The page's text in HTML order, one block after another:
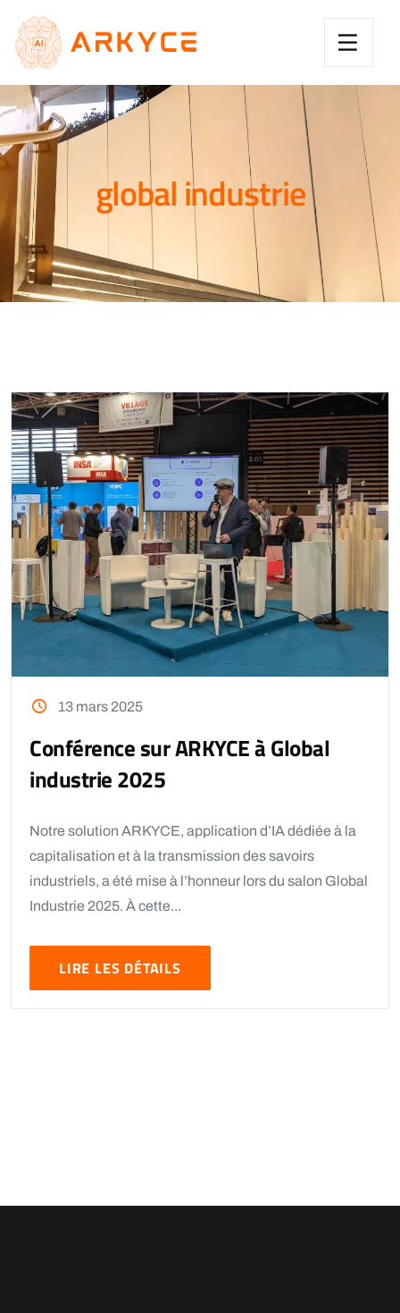
global industrie
13 mars 2025
Conférence sur ARKYCE à Global
industrie 2025
Notre solution ARKYCE, application d’IA dédiée à la
capitalisation et à la transmission des savoirs
industriels, a été mise à l’honneur lors du salon Global
Industrie 2025. À cette...
LIRE LES DÉTAILS